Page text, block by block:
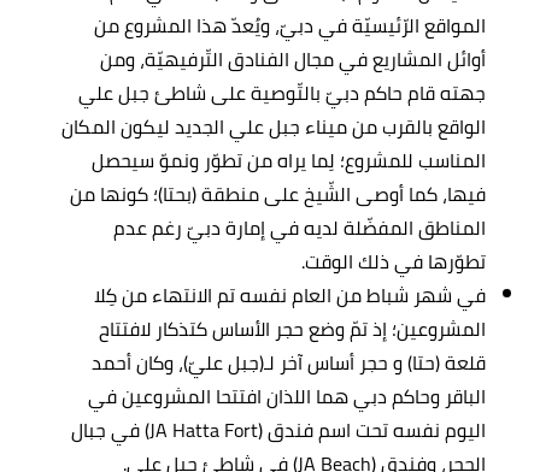
المواقع الرّئيسيّة في دبيّ، ويُعدّ هذا المشروع من
أوائل المشاريع في مجال الفنادق التّرفيهيّة، ومن
جهته قام حاكم دبيّ بالتّوصية على شاطئ جبل علي
الواقع بالقرب من ميناء جبل علي الجديد ليكون المكان
المناسب للمشروع؛ لِما يراه من تطوّر ونموّ سيحصل
فيها، كما أوصى الشّيخ على منطقة (بحتا)؛ كونها من
المناطق المفضّلة لديه في إمارة دبيّ رغم عدم
تطوّرها في ذلك الوقت.
في شهر شباط من العام نفسه تم الانتهاء من كِلا
المشروعين؛ إذ تمّ وضع حجر الأساس كتذكار لافتتاح
قلعة (حتا) و حجر أساس آخر لـ(جبل عليّ)، وكان أحمد
الباقر وحاكم دبي هما اللذان افتتحا المشروعين في
اليوم نفسه تحت اسم فندق (JA Hatta Fort) في جبال
الحجر، وفندق (JA Beach) في شاطئ جبل علي.